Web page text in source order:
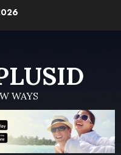
WAYS